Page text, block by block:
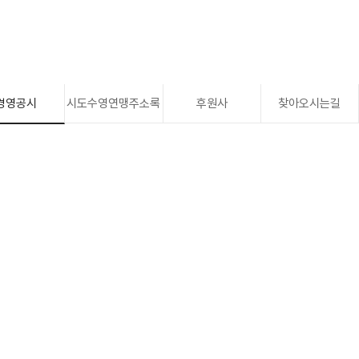
영공시 시도수영연맹주소록 후원사 찾아오시는길